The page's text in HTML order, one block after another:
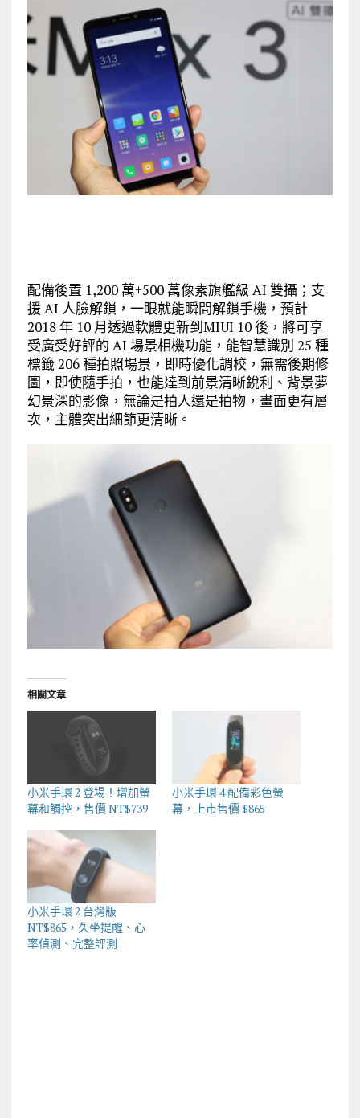
配備後置 1,200 萬+500 萬像素旗艦級 AI 雙攝；支
援 AI 人臉解鎖，一眼就能瞬間解鎖手機，預計
2018 年 10 月透過軟體更新到MIUI 10 後，將可享
受廣受好評的 AI 場景相機功能，能智慧識別 25 種
標籤 206 種拍照場景，即時優化調校，無需後期修
圖，即使隨手拍，也能達到前景清晰銳利、背景夢
幻景深的影像，無論是拍人還是拍物，畫面更有層
次，主體突出細節更清晰。
相關文章
小米手環 2 登場！增加螢
幕和觸控，售價 NT$739
小米手環 4 配備彩色螢
幕，上市售價 $865
小米手環 2 台灣版
NT$865，久坐提醒、心
率偵測、完整評測